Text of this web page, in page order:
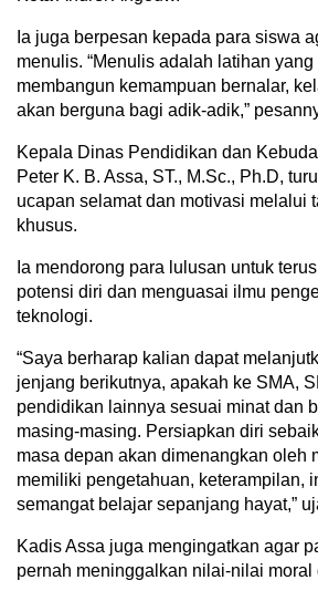
Ia juga berpesan kepada para siswa
menulis. “Menulis adalah latihan
membangun kemampuan bernalar,
akan berguna bagi adik-adik,”
Kepala Dinas Pendidikan dan
Peter K. B. Assa, ST., M.Sc., Ph.D,
ucapan selamat dan motivasi melalui
khusus.
Ia mendorong para lulusan untuk
potensi diri dan menguasai ilmu
teknologi.
“Saya berharap kalian dapat
jenjang berikutnya, apakah ke SMA,
pendidikan lainnya sesuai minat dan
masing-masing. Persiapkan diri
masa depan akan dimenangkan oleh
memiliki pengetahuan, keterampilan,
semangat belajar sepanjang hayat,”
Kadis Assa juga mengingatkan agar
pernah meninggalkan nilai-nilai moral